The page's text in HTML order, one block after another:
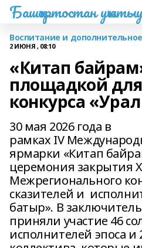
Башҡортостан
Воспитание и
2 ИЮНЯ , 08:10
«Китап
площадкой
конкурса
30 мая 2026 года в
рамках IV
ярмарки «Китап
церемония закрытия
Межрегионального
сказителей и
батыр». В
приняли участие 46
исполнителей эпоса